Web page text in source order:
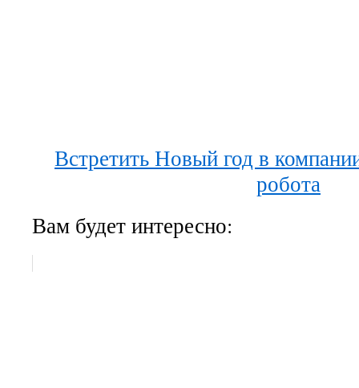
Встретить Новый год в
робота
Вам будет интересно: